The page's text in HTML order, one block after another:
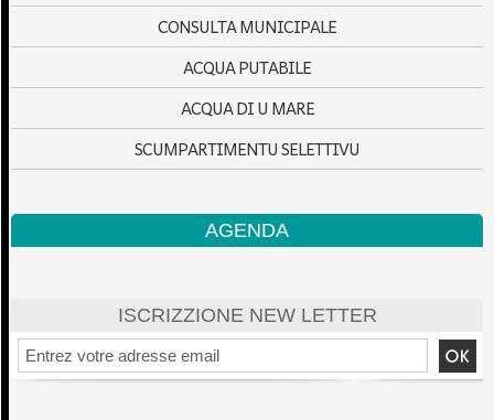
CONSULTA MUNICIPALE
ACQUA PUTABILE
ACQUA DI U MARE
SCUMPARTIMENTU SELETTIVU
AGENDA
ISCRIZZIONE NEW LETTER